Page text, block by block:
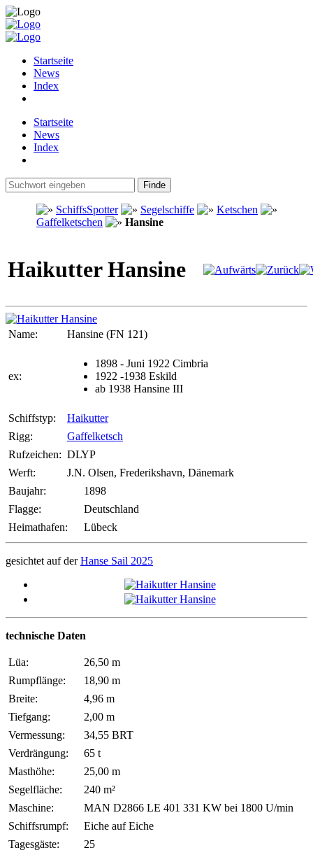
Startseite
News
Index
Startseite
News
Index
SchiffsSpotter Segelschiffe
Ketschen
Gaffelketschen
Hansine
Haikutter Hansine
Name: Hansine (FN 121)
ex:
1898 - Juni 1922 Cimbria
1922 -1938 Eskild
ab 1938 Hansine III
Schiffstyp:
Haikutter
Rigg:
Gaffelketsch
Rufzeichen: DLYP
Werft:
J.N. Olsen, Frederikshavn, Dänemark
Baujahr:
1898
Flagge:
Deutschland
Heimathafen:
Lübeck
gesichtet auf derHanse Sail 2025
technische Daten
Lüa:
26,50 m
Rumpflänge:
18,90 m
Breite:
4,96 m
Tiefgang:
2,00 m
Vermessung:
34,55 BRT
Verdrängung:
65 t
Masthöhe:
25,00 m
Segelfläche:
240 m²
Maschine:
MAN D2866 LE 401 331 KW bei 1800 U/min
Schiffsrumpf:
Eiche auf Eiche
Tagesgäste:
25